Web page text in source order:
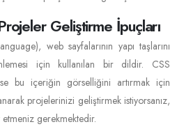
Geliştirme İpuçları
web sayfalarının yapı taşlarını
için kullanılan bir dildir. CSS
bu içeriğin görselliğini artırmak için
projelerinizi geliştirmek istiyorsanız,
gerekmektedir.